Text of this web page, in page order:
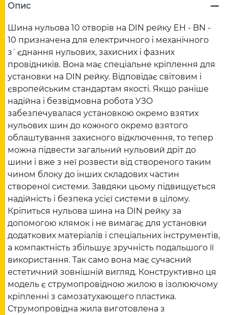
Опис
Шина нульова 10 отворів на DIN рейку EH - BN -
10 призначена для електричного і механічного
з`єднання нульових, захисних і фазних
провідників. Вона має спеціальне кріплення для
установки на DIN рейку. Відповідає світовим і
європейським стандартам якості. Якщо раніше
надійна і безвідмовна робота УЗО
забезпечувалася установкою окремо взятих
нульових шин до кожного окремо взятого
облаштування захисного відключення, то тепер
можна підвести загальний нульовий дріт до
шини і вже з неї розвести від створеного таким
чином блоку до інших складових частин
створеної системи. Завдяки цьому підвищується
надійність і безпека усієї системи в цілому.
Кріпиться нульова шина на DIN рейку за
допомогою клямок і не вимагає для установки
додаткових матеріалів і спеціальних інструментів,
а компактність збільшує зручність подальшого її
використання. Так само вона має сучасний
естетичний зовнішній вигляд. Конструктивно ця
модель є струмопровідною жилою в ізолюючому
кріпленні з самозатухающего пластика.
Струмопровідна жила виготовлена з